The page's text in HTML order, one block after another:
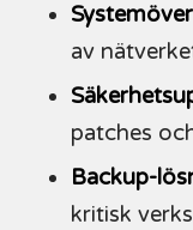
av
patches
Backup-
kritisk